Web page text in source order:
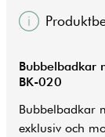
Bubbelbadkar
BK-020
Bubbelbadkar
exklusiv och